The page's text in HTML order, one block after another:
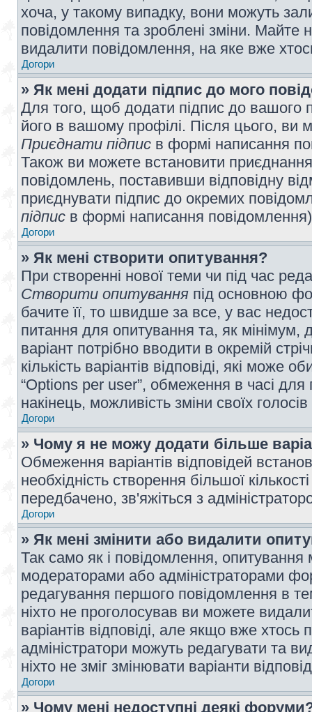
хоча, у такому випадку, вони можуть
повідомлення та зроблені зміни. Майте
видалити повідомлення, на яке вже
Догори
» Як мені додати підпис до мого
Для того, щоб додати підпис до вашого
його в вашому профілі. Після цього, ви
Приєднати підпис в формі написання
Також ви можете встановити
повідомлень, поставивши відповідну
приєднувати підпис до окремих
підпис в формі написання
Догори
» Як мені створити опитування?
При створенні нової теми чи під час
Створити опитування під основною
бачите її, то швидше за все, у вас
питання для опитування та, як мінімум,
варіант потрібно вводити в окремій
кількість варіантів відповіді, які може
“Options per user”, обмеження в часі для
накінець, можливість зміни своїх
Догори
» Чому я не можу додати більше
Обмеження варіантів відповідей
необхідність створення більшої
передбачено, зв'яжіться з
Догори
» Як мені змінити або видалити
Так само як і повідомлення,
модераторами або адміністраторами
редагування першого повідомлення в
ніхто не проголосував ви можете
варіантів відповіді, але якщо вже
адміністратори можуть редагувати та
ніхто не зміг змінювати варіанти
Догори
» Чому мені недоступні деякі